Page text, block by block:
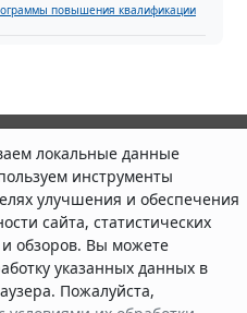
повышения квалификации
локальные данные
инструменты
улучшения и обеспечения
сайта, статистических
обзоров. Вы можете
указанных данных в
Пожалуйста,
СЕРВИС", 2026. Система
ассоциации
сайта ГАРАНТ.РУ
воспроизведение
портала.
зарегистрирован в
связи,информационных